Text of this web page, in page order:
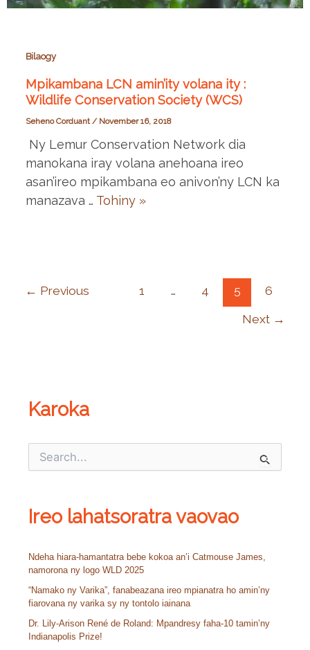
Bilaogy
Mpikambana LCN amin’ity volana ity :
Wildlife Conservation Society (WCS)
Seheno Corduant / November 16, 2018
Ny Lemur Conservation Network dia
manokana iray volana anehoana ireo
asan’ireo mpikambana eo anivon’ny LCN ka
manazava … Tohiny »
← Previous 1 … 4 5 6
Next →
Karoka
r
:
Ireo lahatsoratra vaovao
Ndeha hiara-hamantatra bebe kokoa an’i Catmouse James,
namorona ny logo WLD 2025
“Namako ny Varika”, fanabeazana ireo mpianatra ho amin’ny
fiarovana ny varika sy ny tontolo iainana
Dr. Lily-Arison René de Roland: Mpandresy faha-10 tamin’ny
Indianapolis Prize!